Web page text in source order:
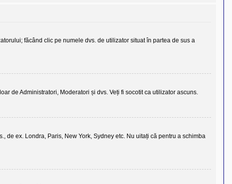
făcând clic pe numele dvs. de utilizator situat în partea de sus a
de Administratori, Moderatori și dvs. Veți fi socotit ca utilizator ascuns.
de ex. Londra, Paris, New York, Sydney etc. Nu uitați că pentru a schimba